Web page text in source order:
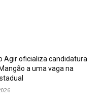
Agir oficializa candidatura
a uma vaga na